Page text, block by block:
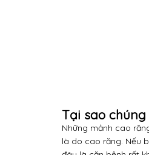
Tại sao
Những mảnh cao
là do cao răng. Nếu